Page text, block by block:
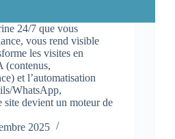
24/7 que vous
vous rend visible
les visites en
(contenus,
et l’automatisation
WhatsApp,
devient un moteur de
2025